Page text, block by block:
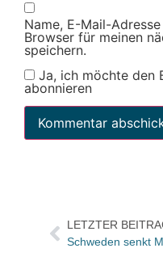
Name, E-Mail-
Browser für meinen
speichern.
Ja, ich möchte den
abonnieren
LETZTER